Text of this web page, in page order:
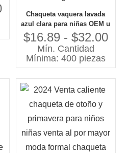
Chaqueta vaquera lavada
azul clara para niñas OEM u
ODM con elegante detalle de
lentejuelas rosadas
Chaquetas para niños OEM
o ODM con diseño elegante
$16.89 - $32.00
Mín. Cantidad
Mínima: 400 piezas